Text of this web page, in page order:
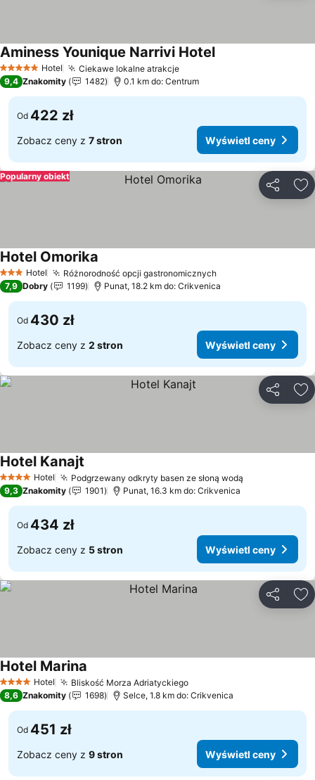
5 KategoriaHotel Ciekawe lokalne atrakcjeWyświetl ceny
Aminess Younique Narrivi HotelWyświetl ceny
9,4 Znakomity 1482 0.1 km do: Centrum
Od 422 zł
Zobacz ceny z 7 stron Wyświetl ceny
Popularny obiekt
3 Kategoria
Hotel Różnorodność opcji gastronomicznychWyświetl ceny
Hotel Omorika
7,9 Dobry 1199 Punat, 18.2 km do: Crikvenica
Od 430 zł
Zobacz ceny z 2 stron Wyświetl ceny
4 KategoriaHotel Podgrzewany odkryty basen ze słoną wodą
Hotel Kanajt
9,3 Znakomity 1901 Punat, 16.3 km do: Crikvenica
Od 434 zł
Zobacz ceny z 5 stron Wyświetl ceny
4 KategoriaHotel Bliskość Morza AdriatyckiegoWyświetl ceny
Hotel Marina
8,6 Znakomity 1698 Selce, 1.8 km do: Crikvenica
Od 451 zł
Zobacz ceny z 9 stron Wyświetl ceny